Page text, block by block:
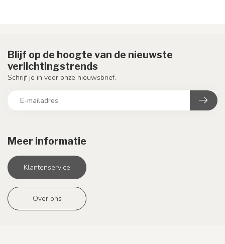
Meer informatie
Klantenservice
Over ons
Blijf op de hoogte van de nieuwste
verlichtingstrends
Schrijf je in voor onze nieuwsbrief.